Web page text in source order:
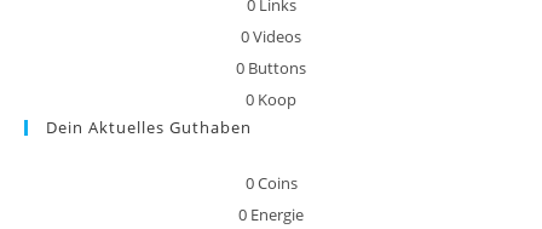
0 Links
0Videos
0 Buttons
0 Koop
Dein Aktuelles Guthaben
0Coins
0 Energie